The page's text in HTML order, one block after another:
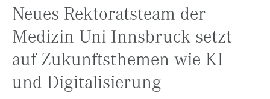
Datenschutz
Neues Rektoratsteam der
Medizin Uni Innsbruck setzt
auf Zukunftsthemen wie KI
und Digitalisierung